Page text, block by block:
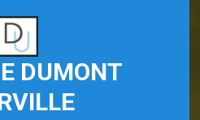
DUMONT